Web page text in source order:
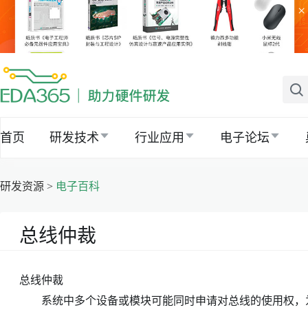
×
首页 研发技术 行业应用 电子论坛
研发资源 > 电子百科
总线仲裁
总线仲裁
系统中多个设备或模块可能同时申请对总线的使用权，